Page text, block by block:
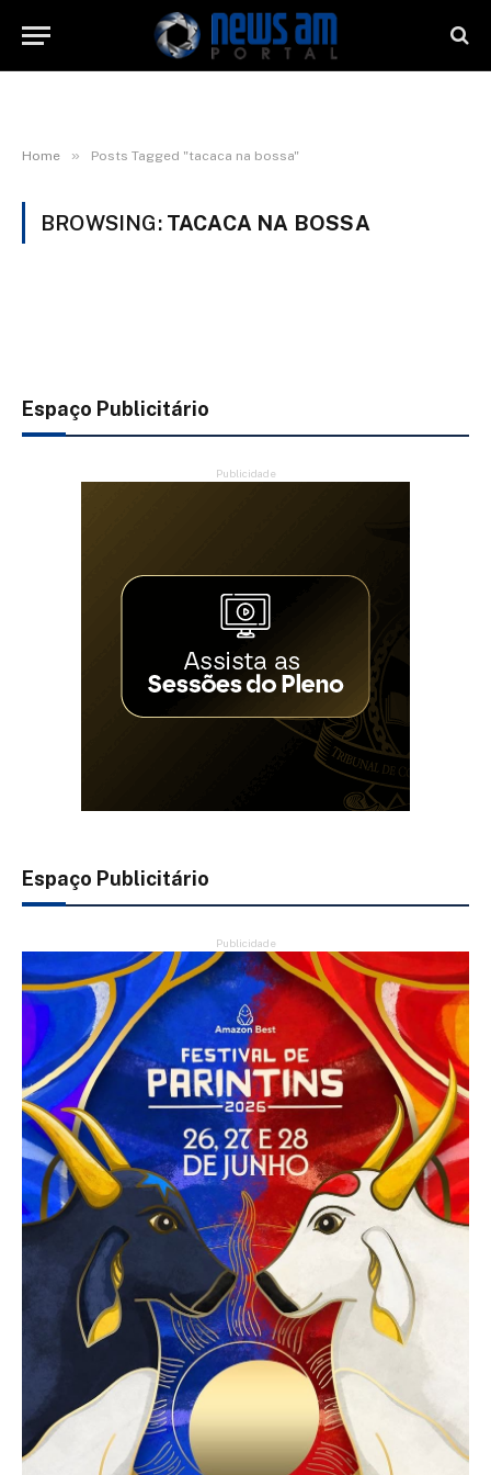
Home » Posts Tagged "tacaca na bossa"
BROWSING: TACACA NA BOSSA
Espaço Publicitário
Publicidade
Espaço Publicitário
Publicidade